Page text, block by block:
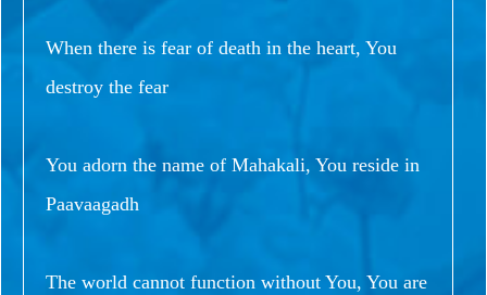
When there is fear of death in the heart, You
destroy the fear
You adorn the name of Mahakali, You reside in
Paavaagadh
The world cannot function without You, You are